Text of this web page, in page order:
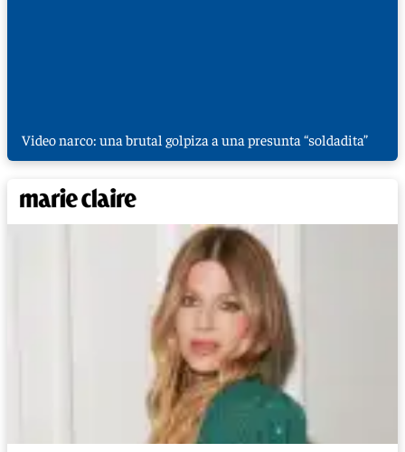
Video narco: una brutal golpiza a una presunta “soldadita”